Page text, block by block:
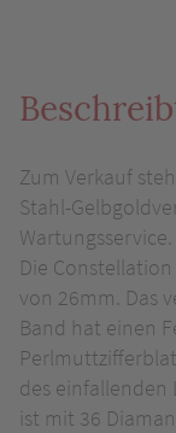
Zum Verkauf
Stahl-
Wartungsservice.
Die
von 26mm. Das
Band hat einen
des einfallenden
ist mit 36